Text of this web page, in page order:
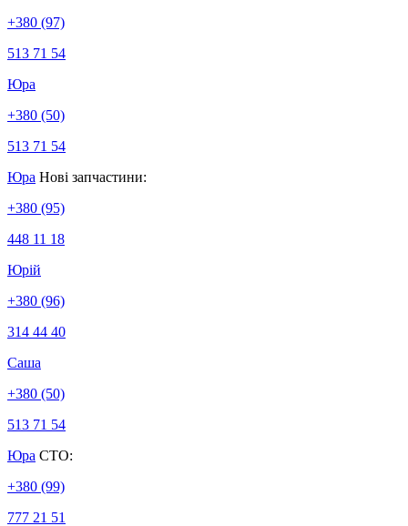
+380 (97)
513 71 54
Юра
+380 (50)
513 71 54
Юра Нові запчастини:
+380 (95)
448 11 18
Юрій
+380 (96)
314 44 40
Саша
+380 (50)
513 71 54
Юра СТО:
+380 (99)
777 21 51